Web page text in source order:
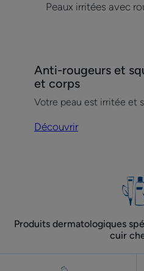
Peaux irritées avec
Anti-
rougeurs
et
squames
Anti-rougeurs et
et corps
Votre peau est irritée et
Découvrir
Produits dermatologiques
cuir